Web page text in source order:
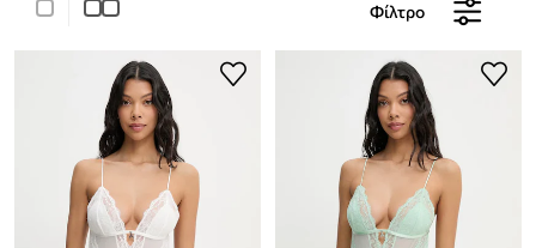
Φίλτρο